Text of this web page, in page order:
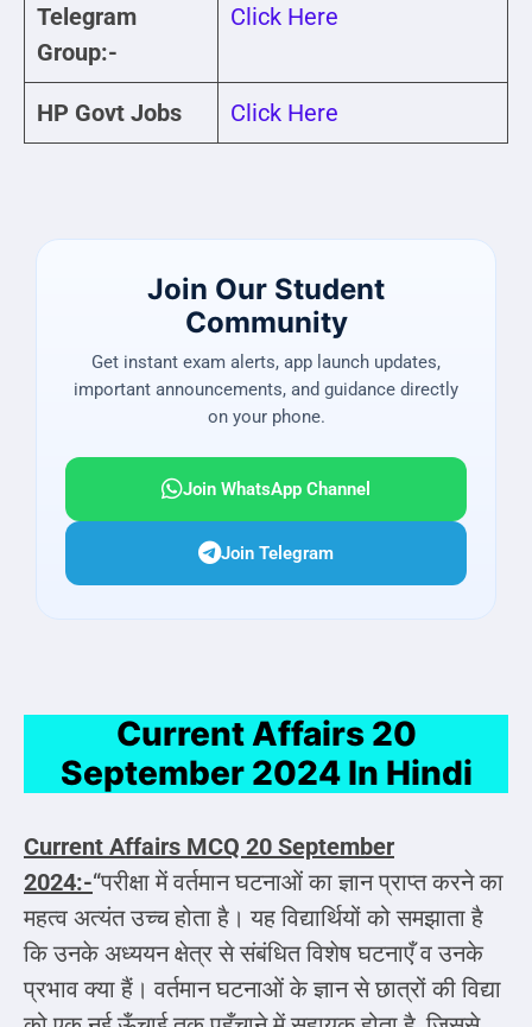
Telegram
Group:-
Click Here
HP Govt Jobs Click Here
Join Our Student
Community
Get instant exam alerts, app launch updates,
important announcements, and guidance directly
on your phone.
Join WhatsApp Channel
Join Telegram
Current Affairs 20
September 2024 In Hindi
Current Affairs MCQ 20 September
2024:-“परीक्षा में वर्तमान घटनाओं का ज्ञान प्राप्त करने का
महत्व अत्यंत उच्च होता है। यह विद्यार्थियों को समझाता है
कि उनके अध्ययन क्षेत्र से संबंधित विशेष घटनाएँ व उनके
प्रभाव क्या हैं। वर्तमान घटनाओं के ज्ञान से छात्रों की विद्या